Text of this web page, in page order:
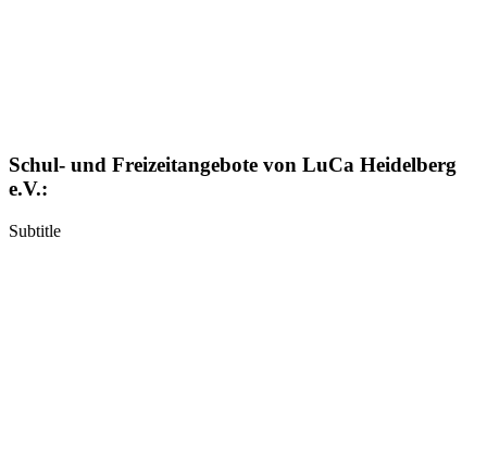
Schul- und Freizeitangebote von LuCa Heidelberg
e.V.:
Subtitle